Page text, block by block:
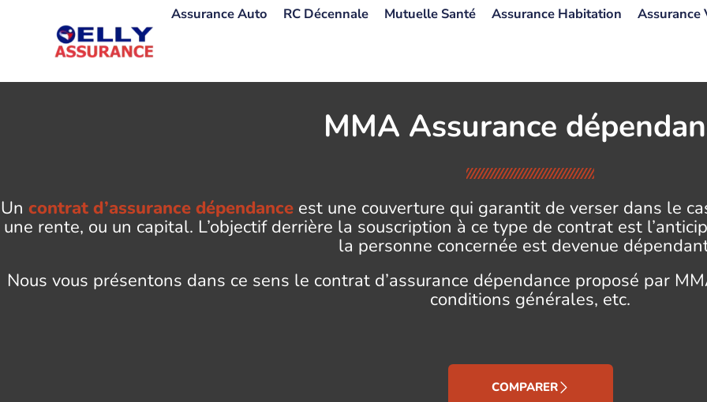
Assurance Auto RC Décennale Mutuelle Santé Assurance Habitation Assurance
MMA Assurance
Un contrat d’assurance dépendanceest une couverture qui garantit de verser dans le
une rente, ou un capital. L’objectif derrière la souscription à ce type de contrat est
la personne concernée est devenue
Nous vous présentons dans ce sens le contrat d’assurance dépendance proposé par
conditions générales, etc.
COMPARER